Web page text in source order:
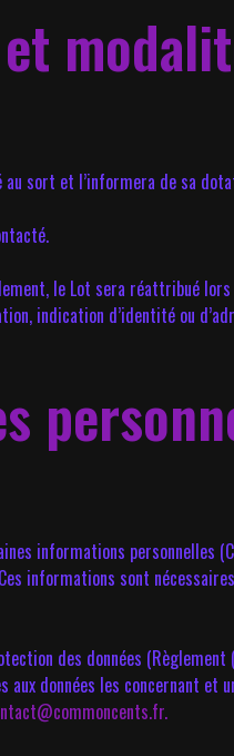
au sort et l’informera de sa
le Lot sera réattribué
indication d’identité ou
informations personnelles
informations sont
des données
données les concernant